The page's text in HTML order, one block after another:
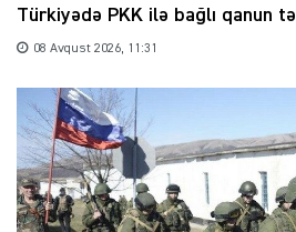
Türkiyədə PKK ilə bağlı qanun
08 Avqust 2026, 11:31